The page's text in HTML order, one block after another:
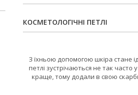
КОСМЕТОЛОГІЧНІ ПЕТЛІ
З їхньою допомогою шкіра стане
петлі зустрічаються не так
краще, тому додали в свою